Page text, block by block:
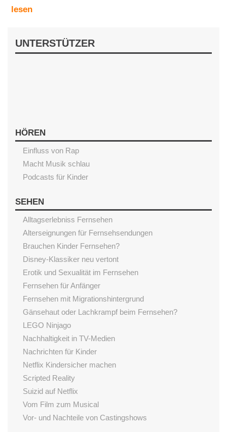
lesen
UNTERSTÜTZER
HÖREN
Einfluss von Rap
Macht Musik schlau
Podcasts für Kinder
SEHEN
Alltagserlebniss Fernsehen
Alterseignungen für Fernsehsendungen
Brauchen Kinder Fernsehen?
Disney-Klassiker neu vertont
Erotik und Sexualität im Fernsehen
Fernsehen für Anfänger
Fernsehen mit Migrationshintergrund
Gänsehaut oder Lachkrampf beim Fernsehen?
LEGO Ninjago
Nachhaltigkeit in TV-Medien
Nachrichten für Kinder
Netflix Kindersicher machen
Scripted Reality
Suizid auf Netflix
Vom Film zum Musical
Vor- und Nachteile von Castingshows